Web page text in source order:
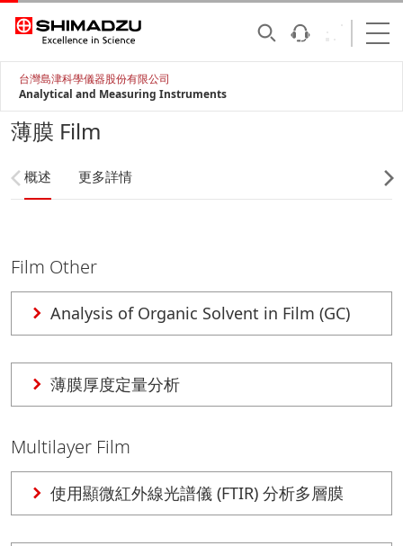
台灣島津科學儀器股份有限公司
Analytical and Measuring Instruments
薄膜 Film
概述 更多詳情
Film Other
Analysis of Organic Solvent in Film (GC)
薄膜厚度定量分析
Multilayer Film
使用顯微紅外線光譜儀 (FTIR) 分析多層膜